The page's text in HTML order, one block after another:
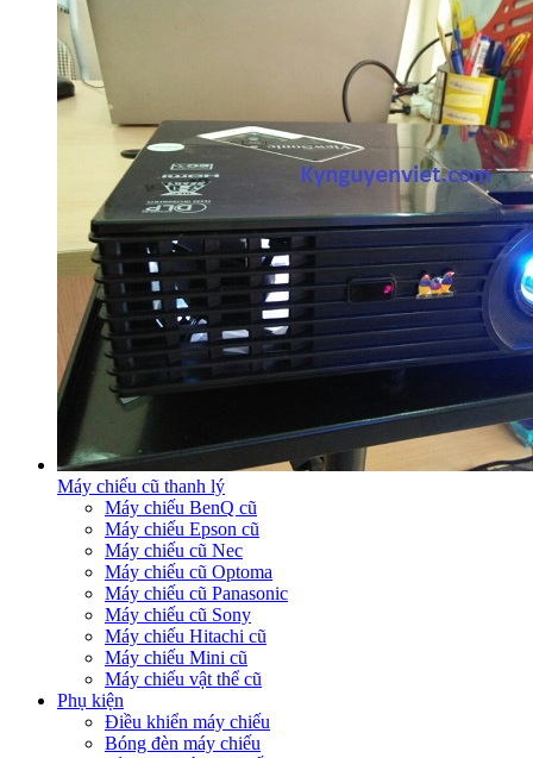
Máy chiếu cũ thanh lý
Máy chiếu BenQ cũ
Máy chiếu Epson cũ
Máy chiếu cũ Nec
Máy chiếu cũ Optoma
Máy chiếu cũ Panasonic
Máy chiếu cũ Sony
Máy chiếu Hitachi cũ
Máy chiếu Mini cũ
Máy chiếu vật thể cũ
Phụ kiện
Điều khiển máy chiếu
Bóng đèn máy chiếu